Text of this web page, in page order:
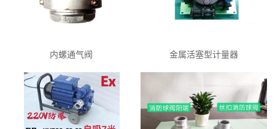
内螺通气阀 金属活塞型计量器